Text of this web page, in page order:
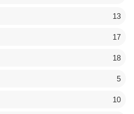
13
17
18
5
10